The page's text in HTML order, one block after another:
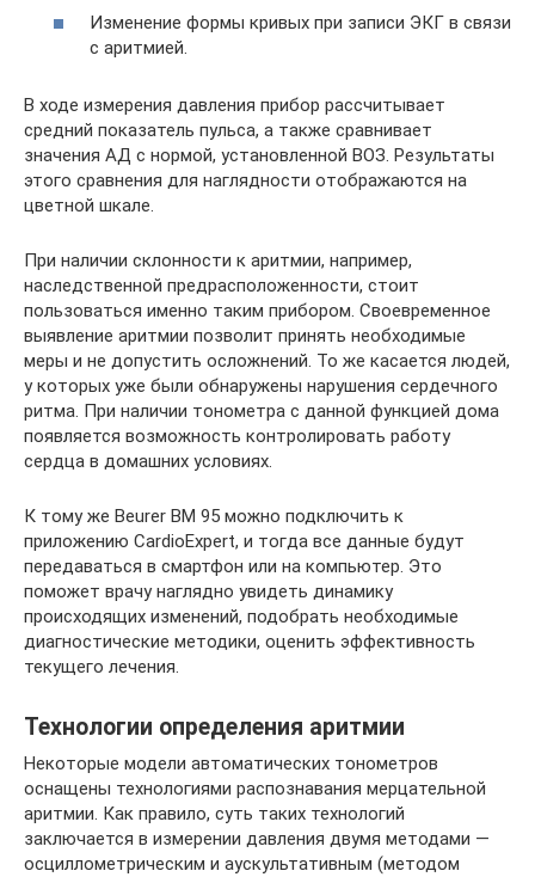
Изменение формы кривых при записи ЭКГ в связи
с аритмией.
В ходе измерения давления прибор рассчитывает
средний показатель пульса, а также сравнивает
значения АД с нормой, установленной ВОЗ. Результаты
этого сравнения для наглядности отображаются на
цветной шкале.
При наличии склонности к аритмии, например,
наследственной предрасположенности, стоит
пользоваться именно таким прибором. Своевременное
выявление аритмии позволит принять необходимые
меры и не допустить осложнений. То же касается людей,
у которых уже были обнаружены нарушения сердечного
ритма. При наличии тонометра с данной функцией дома
появляется возможность контролировать работу
сердца в домашних условиях.
К тому же Beurer BM 95 можно подключить к
приложению СardioExpert, и тогда все данные будут
передаваться в смартфон или на компьютер. Это
поможет врачу наглядно увидеть динамику
происходящих изменений, подобрать необходимые
диагностические методики, оценить эффективность
текущего лечения.
Технологии определения аритмии
Некоторые модели автоматических тонометров
оснащены технологиями распознавания мерцательной
аритмии. Как правило, суть таких технологий
заключается в измерении давления двумя методами —
осциллометрическим и аускультативным (методом